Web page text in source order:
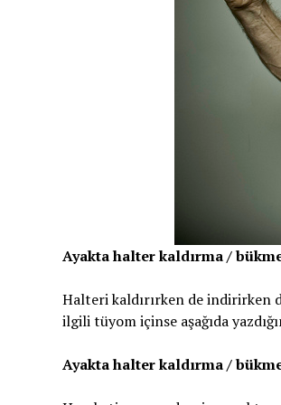
Ayakta halter kaldırma /
Halteri kaldırırken de indirirken
ilgili tüyom içinse aşağıda
Ayakta halter kaldırma /